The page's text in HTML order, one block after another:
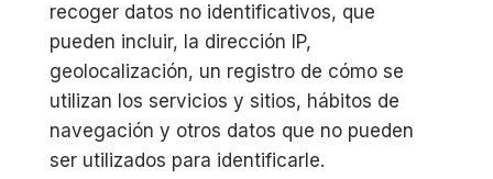
recoger datos no identificativos, que
pueden incluir, la dirección IP,
geolocalización, un registro de cómo se
utilizan los servicios y sitios, hábitos de
navegación y otros datos que no pueden
ser utilizados para identificarle.